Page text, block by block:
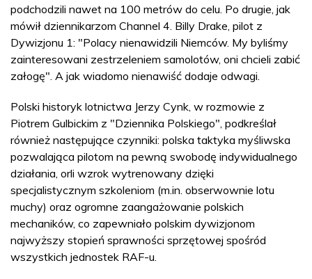
podchodzili nawet na 100 metrów do celu. Po drugie, jak
mówił dziennikarzom Channel 4. Billy Drake, pilot z
Dywizjonu 1: "Polacy nienawidzili Niemców. My byliśmy
zainteresowani zestrzeleniem samolotów, oni chcieli zabić
załogę". A jak wiadomo nienawiść dodaje odwagi.
Polski historyk lotnictwa Jerzy Cynk, w rozmowie z
Piotrem Gulbickim z "Dziennika Polskiego", podkreślał
również następujące czynniki: polska taktyka myśliwska
pozwalająca pilotom na pewną swobodę indywidualnego
działania, orli wzrok wytrenowany dzięki
specjalistycznym szkoleniom (m.in. obserwownie lotu
muchy) oraz ogromne zaangażowanie polskich
mechaników, co zapewniało polskim dywizjonom
najwyższy stopień sprawności sprzętowej spośród
wszystkich jednostek RAF-u.